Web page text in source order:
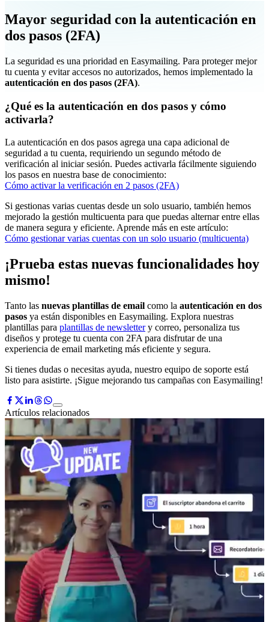
Mayor seguridad con la autenticación en
dos pasos (2FA)
La seguridad es una prioridad en Easymailing. Para proteger mejor
tu cuenta y evitar accesos no autorizados, hemos implementado la
autenticación en dos pasos (2FA).
¿Qué es la autenticación en dos pasos y cómo
activarla?
La autenticación en dos pasos agrega una capa adicional de
seguridad a tu cuenta, requiriendo un segundo método de
verificación al iniciar sesión. Puedes activarla fácilmente siguiendo
los pasos en nuestra base de conocimiento:
Cómo activar la verificación en 2 pasos (2FA)
Si gestionas varias cuentas desde un solo usuario, también hemos
mejorado la gestión multicuenta para que puedas alternar entre ellas
de manera segura y eficiente. Aprende más en este artículo:
Cómo gestionar varias cuentas con un solo usuario (multicuenta)
¡Prueba estas nuevas funcionalidades hoy
mismo!
Tanto las nuevas plantillas de email como la autenticación en dos
pasos ya están disponibles en Easymailing. Explora nuestras
plantillas para plantillas de newslettery correo, personaliza tus
diseños y protege tu cuenta con 2FA para disfrutar de una
experiencia de email marketing más eficiente y segura.
Si tienes dudas o necesitas ayuda, nuestro equipo de soporte está
listo para asistirte. ¡Sigue mejorando tus campañas con Easymailing!
Artículos relacionados